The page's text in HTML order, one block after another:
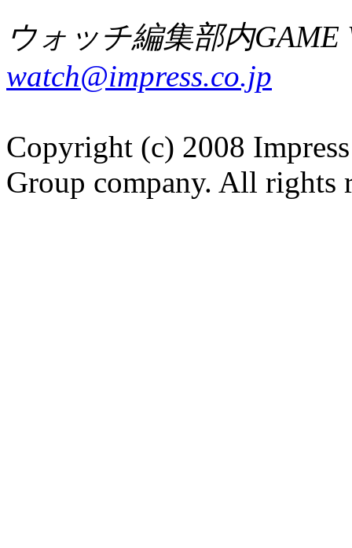
ウォッチ編集部内GAME
watch@impress.co.jp
Copyright (c) 2008
Group company. All rights